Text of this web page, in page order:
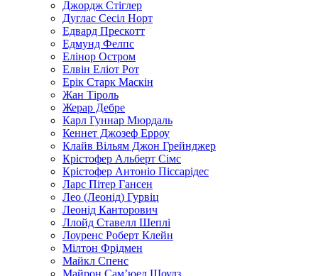
Джордж Стіглер
Дуглас Сесіл Норт
Едвард Прескотт
Едмунд Фелпс
Елінор Остром
Елвін Еліот Рот
Ерік Старк Маскін
Жан Тіроль
Жерар Дебре
Карл Гуннар Мюрдаль
Кеннет Джозеф Ерроу
Клайв Вільям Джон Грейнджер
Крістофер Альберт Сімс
Крістофер Антоніо Піссарідес
Ларс Пітер Гансен
Лео (Леонід) Гурвіц
Леонід Канторович
Ллойд Ставелл Шеплі
Лоуренс Роберт Клейн
Мілтон Фрідмен
Майкл Спенс
Майрон Сам’юел Шоулз